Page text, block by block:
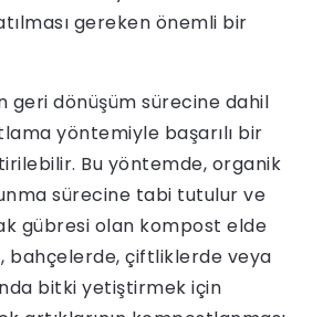
gereken önemli bir
geri dönüşüm sürecine dahil
yöntemiyle başarılı bir
Bu yöntemde, organik
sürecine tabi tutulur ve
gübresi olan kompost elde
bahçelerde, çiftliklerde veya
bitki yetiştirmek için